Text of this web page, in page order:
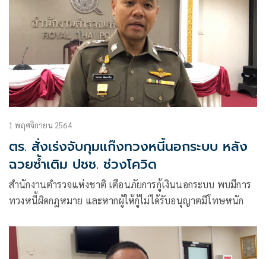
1 พฤศจิกายน 2564
ตร. สั่งเร่งจับกุมแก๊งทวงหนี้นอกระบบ หลัง
ฉวยซ้ำเติม ปชช. ช่วงโควิด
สำนักงานตำรวจแห่งชาติ เตือนภัยการกู้เงินนอกระบบ พบมีการ
ทวงหนี้ผิดกฎหมาย และหากผู้ให้กู้ไม่ได้รับอนุญาตมีโทษหนัก